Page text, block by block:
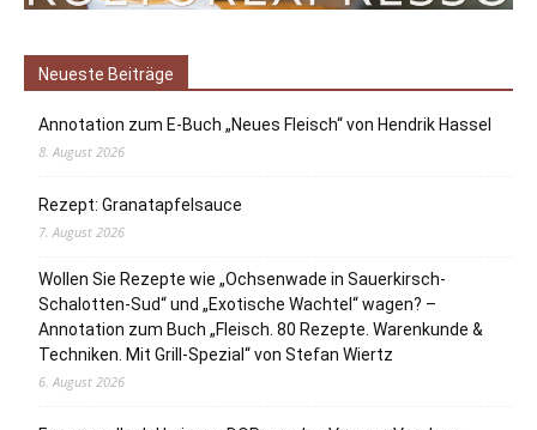
Neueste Beiträge
Annotation zum E-Buch „Neues Fleisch“ von Hendrik Hassel
8. August 2026
Rezept: Granatapfelsauce
7. August 2026
Wollen Sie Rezepte wie „Ochsenwade in Sauerkirsch-
Schalotten-Sud“ und „Exotische Wachtel“ wagen? –
Annotation zum Buch „Fleisch. 80 Rezepte. Warenkunde &
Techniken. Mit Grill-Spezial“ von Stefan Wiertz
6. August 2026